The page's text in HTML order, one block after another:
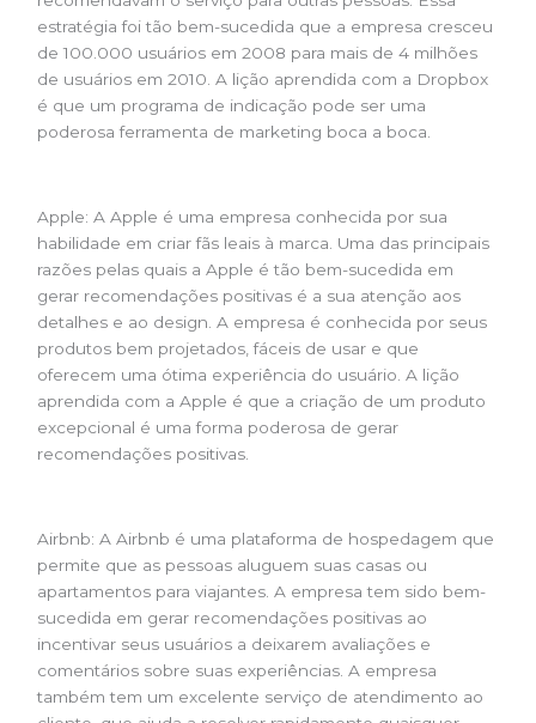
estratégia foi tão bem-sucedida que a empresa cresceu
de 100.000 usuários em 2008 para mais de 4 milhões
de usuários em 2010. A lição aprendida com a Dropbox
é que um programa de indicação pode ser uma
poderosa ferramenta de marketing boca a boca.
Apple: A Apple é uma empresa conhecida por sua
habilidade em criar fãs leais à marca. Uma das principais
razões pelas quais a Apple é tão bem-sucedida em
gerar recomendações positivas é a sua atenção aos
detalhes e ao design. A empresa é conhecida por seus
produtos bem projetados, fáceis de usar e que
oferecem uma ótima experiência do usuário. A lição
aprendida com a Apple é que a criação de um produto
excepcional é uma forma poderosa de gerar
recomendações positivas.
Airbnb: A Airbnb é uma plataforma de hospedagem que
permite que as pessoas aluguem suas casas ou
apartamentos para viajantes. A empresa tem sido bem-
sucedida em gerar recomendações positivas ao
incentivar seus usuários a deixarem avaliações e
comentários sobre suas experiências. A empresa
também tem um excelente serviço de atendimento ao